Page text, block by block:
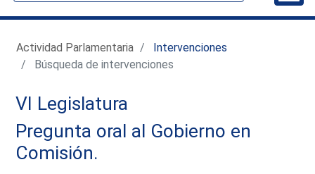
Actividad Parlamentaria
Intervenciones
Búsqueda de intervenciones
VI Legislatura
Pregunta oral al Gobierno en
Comisión.